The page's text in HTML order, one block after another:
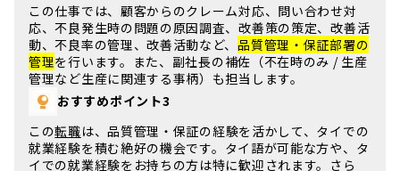
この仕事では、顧客からのクレーム対応、問い合わせ対
応、不良発生時の問題の原因調査、改善策の策定、改善活
動、不良率の管理、改善活動など、品質管理・保証部署の
管理を行います。また、副社長の補佐（不在時のみ / 生産
管理など生産に関連する事柄）も担当します。
おすすめポイント3
この転職は、品質管理・保証の経験を活かして、 タイでの
就業経験を積む絶好の機会です。タイ語が可能な方や、タ
イでの就業経験をお持ちの方は特に歓迎されます。さら